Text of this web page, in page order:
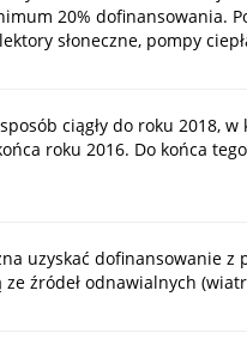
20% dofinansowania.
słoneczne, pompy
ciągły do roku 2018,
roku 2016. Do końca
uzyskać dofinansowanie
źródeł odnawialnych